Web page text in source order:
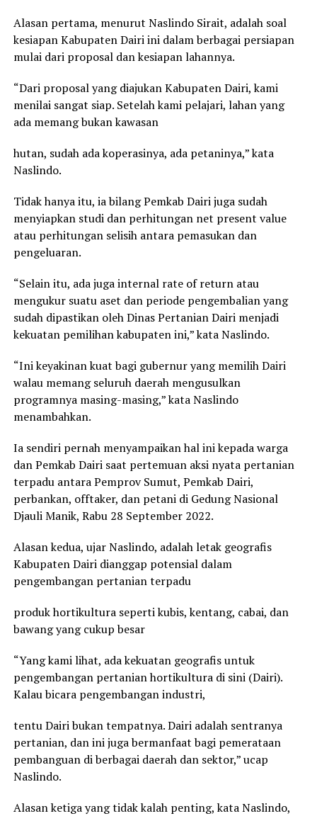
Alasan pertama, menurut Naslindo Sirait, adalah soal
kesiapan Kabupaten Dairi ini dalam berbagai persiapan
mulai dari proposal dan kesiapan lahannya.
“Dari proposal yang diajukan Kabupaten Dairi, kami
menilai sangat siap. Setelah kami pelajari, lahan yang
ada memang bukan kawasan
hutan, sudah ada koperasinya, ada petaninya,” kata
Naslindo.
Tidak hanya itu, ia bilang Pemkab Dairi juga sudah
menyiapkan studi dan perhitungan net present value
atau perhitungan selisih antara pemasukan dan
pengeluaran.
“Selain itu, ada juga internal rate of return atau
mengukur suatu aset dan periode pengembalian yang
sudah dipastikan oleh Dinas Pertanian Dairi menjadi
kekuatan pemilihan kabupaten ini,” kata Naslindo.
“Ini keyakinan kuat bagi gubernur yang memilih Dairi
walau memang seluruh daerah mengusulkan
programnya masing-masing,” kata Naslindo
menambahkan.
Ia sendiri pernah menyampaikan hal ini kepada warga
dan Pemkab Dairi saat pertemuan aksi nyata pertanian
terpadu antara Pemprov Sumut, Pemkab Dairi,
perbankan, offtaker, dan petani di Gedung Nasional
Djauli Manik, Rabu 28 September 2022.
Alasan kedua, ujar Naslindo, adalah letak geografis
Kabupaten Dairi dianggap potensial dalam
pengembangan pertanian terpadu
produk hortikultura seperti kubis, kentang, cabai, dan
bawang yang cukup besar
“Yang kami lihat, ada kekuatan geografis untuk
pengembangan pertanian hortikultura di sini (Dairi).
Kalau bicara pengembangan industri,
tentu Dairi bukan tempatnya. Dairi adalah sentranya
pertanian, dan ini juga bermanfaat bagi pemerataan
pembanguan di berbagai daerah dan sektor,” ucap
Naslindo.
Alasan ketiga yang tidak kalah penting, kata Naslindo,